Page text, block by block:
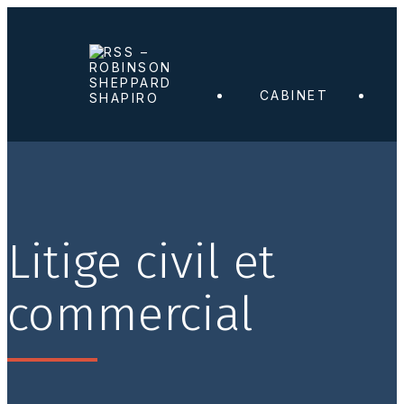
CABINET
Litige civil et
commercial